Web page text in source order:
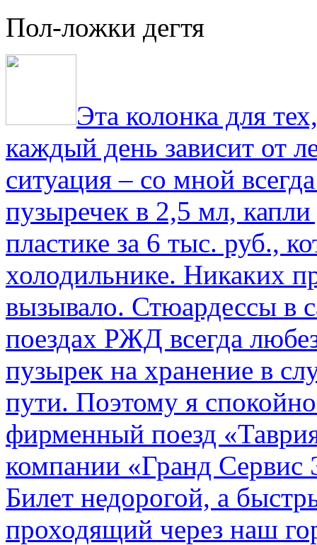
Пол-ложки дегтя
Эта колонка для
каждый день зависит от
ситуация – со мной
пузыречек в 2,5 мл,
пластике за 6 тыс. руб.,
холодильнике. Никаких
вызывало. Стюардессы в
поездах РЖД всегда
пузырек на хранение в
пути. По­этому я
фирменный поезд
компании «Гранд Сервис
Билет недорогой, а
проходящий через наш